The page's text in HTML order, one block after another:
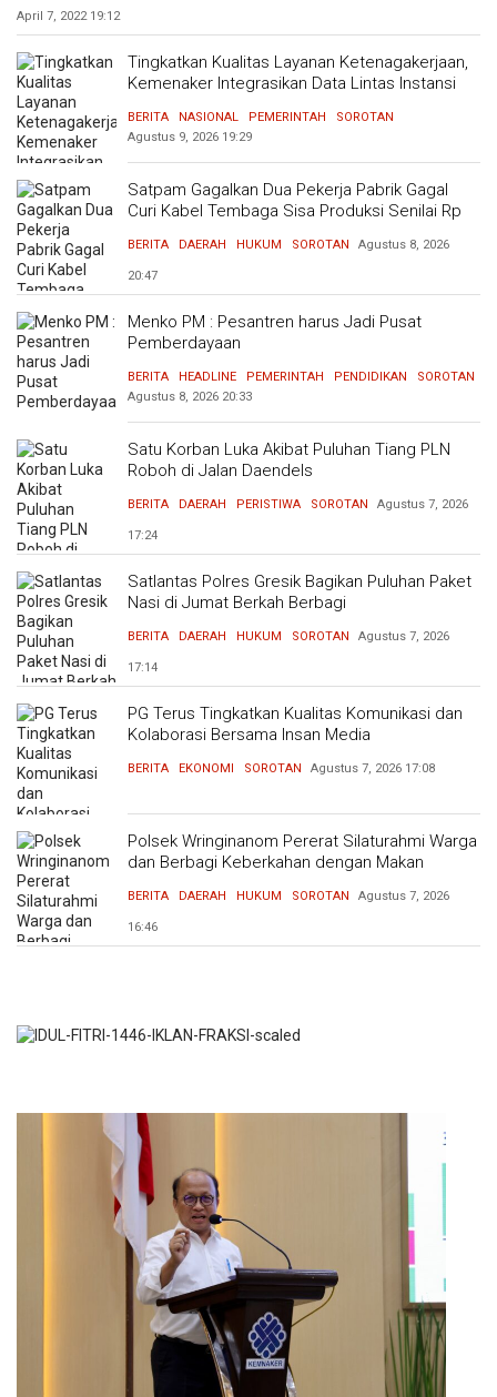
April 7, 2022 19:12
Tingkatkan Kualitas Layanan Ketenagakerjaan,
Kemenaker Integrasikan Data Lintas Instansi
BERITA NASIONAL PEMERINTAH
SOROTAN
Agustus 9, 2026 19:29
Satpam Gagalkan Dua Pekerja Pabrik Gagal
Curi Kabel Tembaga Sisa Produksi Senilai Rp
BERITA DAERAH HUKUM SOROTAN Agustus 8, 2026
20:47
Menko PM : Pesantren harus Jadi Pusat
Pemberdayaan
BERITA HEADLINE PEMERINTAH PENDIDIKAN
SOROTAN
Agustus 8, 2026 20:33
Satu Korban Luka Akibat Puluhan Tiang PLN
Roboh di Jalan Daendels
BERITA DAERAH PERISTIWA SOROTAN Agustus 7, 2026
17:24
Satlantas Polres Gresik Bagikan Puluhan Paket
Nasi di Jumat Berkah Berbagi
BERITA DAERAH HUKUM SOROTAN Agustus 7, 2026
17:14
PG Terus Tingkatkan Kualitas Komunikasi dan
Kolaborasi Bersama Insan Media
BERITA EKONOMI SOROTAN Agustus 7, 2026 17:08
Polsek Wringinanom Pererat Silaturahmi Warga
dan Berbagi Keberkahan dengan Makan
BERITA DAERAH HUKUM SOROTAN Agustus 7, 2026
16:46